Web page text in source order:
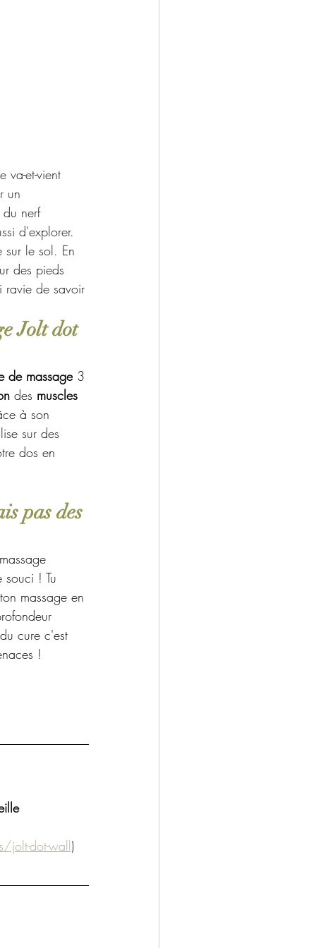
va-et-vient
un
du nerf
d'explorer.
sur le sol. En
des pieds
ravie de savoir
Jolt dot
de massage 3
des muscles
à son
sur des
dos en
pas des
souci ! Tu
massage en
cure c'est
!
jolt-dot-wall)